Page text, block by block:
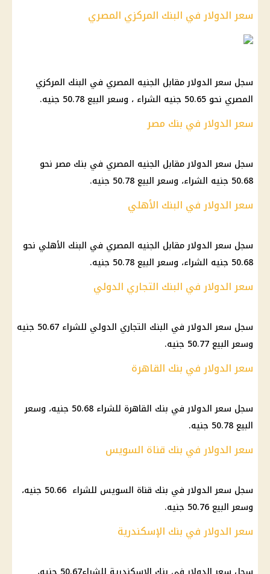
سعر الدولار في البنك المركزي المصري
سجل سعر الدولار مقابل الجنيه المصري في البنك المركزي
المصري نحو 50.65 جنيه الشراء ، وسعر البيع 50.78 جنيه.
سعر الدولار في بنك مصر
سجل سعر الدولار مقابل الجنيه المصري في بنك مصر نحو
50.68 جنيه الشراء، وسعر البيع 50.78 جنيه.
سعر الدولار في البنك الأهلي
سجل سعر الدولار مقابل الجنيه المصري في البنك الأهلي نحو
50.68 جنيه الشراء، وسعر البيع 50.78 جنيه.
سعر الدولار في البنك التجاري الدولي
سجل سعر الدولار في البنك التجاري الدولي للشراء 50.67 جنيه
وسعر البيع 50.77 جنيه.
سعر الدولار في بنك القاهرة
سجل سعر الدولار في بنك القاهرة للشراء 50.68 جنيه، وسعر
البيع 50.78 جنيه.
سعر الدولار في بنك قناة السويس
سجل سعر الدولار في بنك قناة السويس للشراء 50.66 جنيه،
وسعر البيع 50.76 جنيه.
سعر الدولار في بنك الإسكندرية